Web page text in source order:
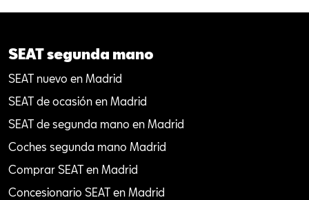
SEAT segunda mano
SEAT nuevo en Madrid
SEAT de ocasión en Madrid
SEAT de segunda mano en Madrid
Coches segunda mano Madrid
Comprar SEAT en Madrid
Concesionario SEAT en Madrid